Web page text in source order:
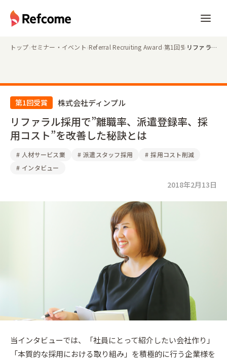
トップ›セミナー・イベント›Referral Recruiting Award›第1回受賞企業インタ
› リファラル採用で”離職率、派遣登録率、採用コスト”を改善した秘訣とは
第1回受賞 株式会社ディンプル
リファラル採用で”離職率、派遣登録率、採
用コスト”を改善した秘訣とは
# 人材サービス業 # 派遣スタッフ採用 # 採用コスト削減
# インタビュー
2018年2月13日
当インタビューでは、「社員にとって紹介したい会社作り」
「本質的な採用における取り組み」を積極的に行う企業様を